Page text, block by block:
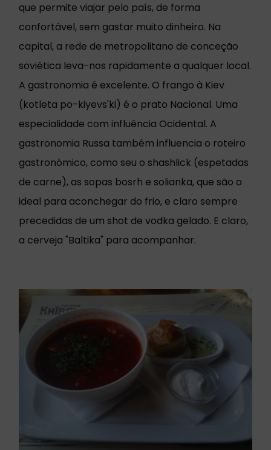
que permite viajar pelo país, de forma
confortável, sem gastar muito dinheiro. Na
capital, a rede de metropolitano de conceção
soviética leva-nos rapidamente a qualquer local.
A gastronomia é excelente. O frango à Kiev
(kotleta po-kiyevs'ki) é o prato Nacional. Uma
especialidade com influência Ocidental. A
gastronomia Russa também influencia o roteiro
gastronómico, como seu o shashlick (espetadas
de carne), as sopas bosrh e solianka, que são o
ideal para aconchegar do frio, e claro sempre
precedidas de um shot de vodka gelado. E claro,
a cerveja "Baltika" para acompanhar.